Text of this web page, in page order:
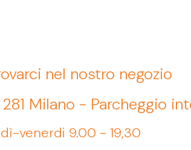
nel nostro negozio
Milano - Parcheggio
venerdi 9.00 - 19,30